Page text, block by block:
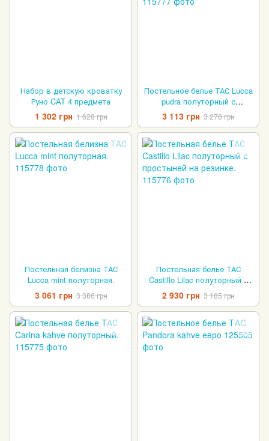
Набор в детскую кроватку
Руно CAT 4 предмета
1 302 грн 1 628 грн
Постельное белье ТАС Lucca
pudra полуторный с
простыней на резинке.
3 113 грн 3 278 грн
Постельная белизна ТАС
Lucca mint полуторная.
3 061 грн 3 386 грн
Постельная белье ТАС
Castillo Lilac полуторный с
простыней на резинке.
2 930 грн 3 185 грн